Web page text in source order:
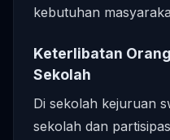
kebutuhan
Keterlibatan
Sekolah
Di sekolah kejuruan
sekolah dan